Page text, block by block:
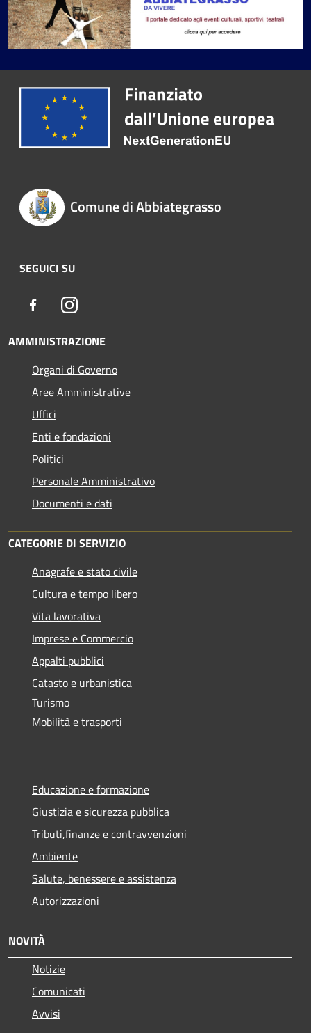
Comune di Abbiategrasso
SEGUICI SU
FacebookInstagram
AMMINISTRAZIONE
Organi di Governo
Aree Amministrative
Uffici
Enti e fondazioni
Politici
Personale Amministrativo
Documenti e dati
CATEGORIE DI SERVIZIO
Anagrafe e stato civile
Cultura e tempo libero
Vita lavorativa
Imprese e Commercio
Appalti pubblici
Catasto e urbanistica
Turismo
Mobilità e trasporti
Educazione e formazione
Giustizia e sicurezza pubblica
Tributi,finanze e contravvenzioni
Ambiente
Salute, benessere e assistenza
Autorizzazioni
NOVITÀ
Notizie
Comunicati
Avvisi